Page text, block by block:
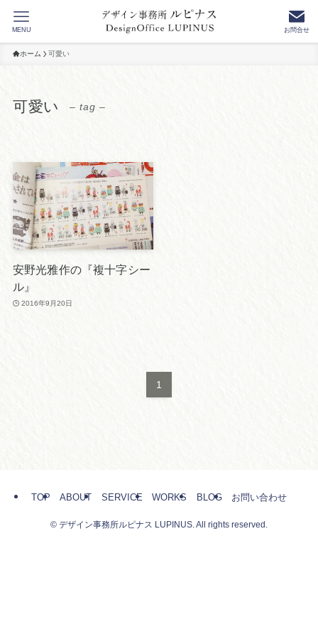
お問合せ
MENU
ホーム 可愛い
可愛い – tag –
安野光雅作の『複十字シー
ル』
2016年9月20日
1
TOP ABOUT SERVICE WORKS BLOG お問い合わせ
© デザイン事務所ルピナス LUPINUS. All rights reserved.